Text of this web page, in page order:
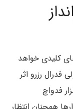
کلیدی خواهد
فدرال رزرو اثر
فدواچ